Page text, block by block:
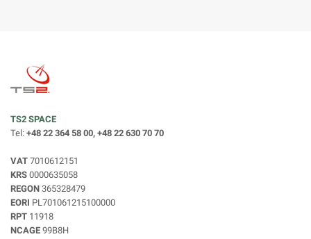
TS2 SPACE
Tel: +48 22 364 58 00, +48 22 630 70 70
VAT 7010612151
KRS 0000635058
REGON 365328479
EORI PL701061215100000
RPT 11918
NCAGE 99B8H